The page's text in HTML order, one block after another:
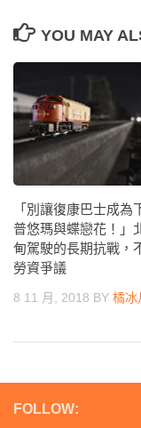
YOU MAY
「別讓復康巴士成為
普悠瑪與蝶戀花！」
甸駕駛的長期抗戰，
勞資爭議
8 11 月, 2018 BY 橘冰
FOLLOW: